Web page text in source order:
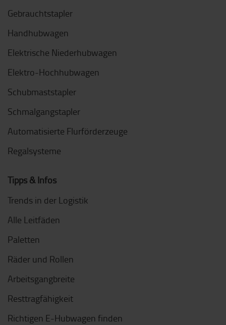
Gebrauchtstapler
Handhubwagen
Elektrische Niederhubwagen
Elektro-Hochhubwagen
Schubmaststapler
Schmalgangstapler
Automatisierte Flurförderzeuge
Regalsysteme
Tipps & Infos
Trends in der Logistik
Alle Leitfäden
Paletten
Räder und Rollen
Arbeitsgangbreite
Resttragfähigkeit
Richtigen E-Hubwagen finden